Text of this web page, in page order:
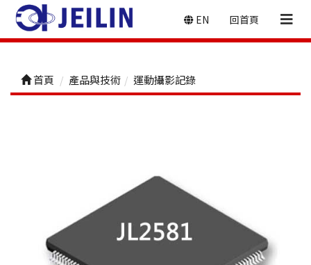
EN 回首頁
首頁 產品與技術 運動攝影記錄